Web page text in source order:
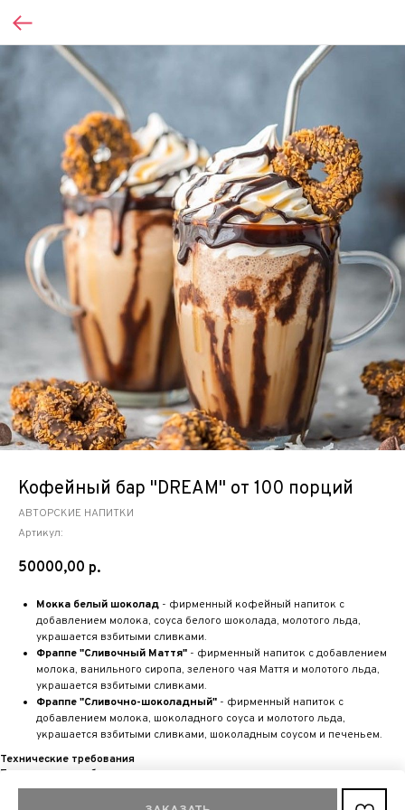
Кофейный бар "DREAM" от 100 порций
АВТОРСКИЕ НАПИТКИ
Артикул:
50000,00 р.
Мокка белый шоколад - фирменный кофейный напиток с
добавлением молока, соуса белого шоколада, молотого льда,
украшается взбитыми сливками.
Фраппе "Сливочный Маття" - фирменный напиток с добавлением
молока, ванильного сиропа, зеленого чая Маття и молотого льда,
украшается взбитыми сливками.
Фраппе "Сливочно-шоколадный" - фирменный напиток с
добавлением молока, шоколадного соуса и молотого льда,
украшается взбитыми сливками, шоколадным соусом и печеньем.
Технические требования
Технические требования
Электричество 3,5 кВт